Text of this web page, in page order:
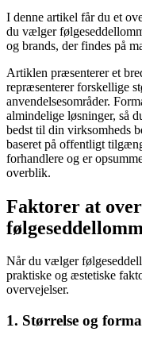
I denne artikel får du et
du vælger
og brands, der findes på
Artiklen præsenterer et
repræsenterer forskellige
anvendelsesområder.
almindelige løsninger, så
bedst til din virksomheds
baseret på offentligt
forhandlere og er
overblik.
Faktorer at
Når du vælger
praktiske og æstetiske
overvejelser.
1. Størrelse og